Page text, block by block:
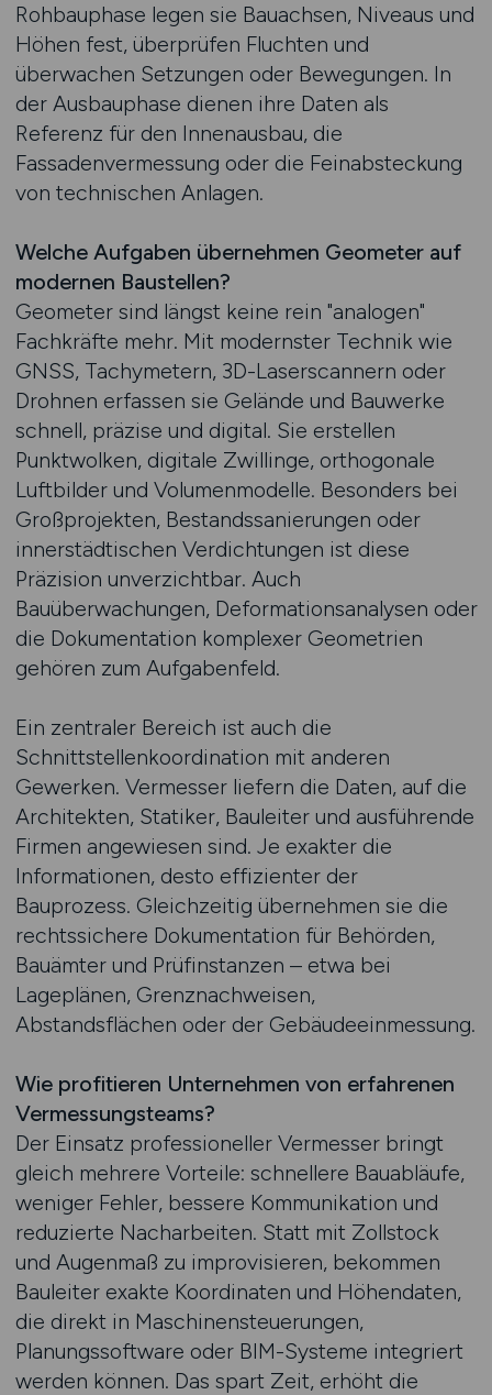
Rohbauphase legen sie Bauachsen, Niveaus und
Höhen fest, überprüfen Fluchten und
überwachen Setzungen oder Bewegungen. In
der Ausbauphase dienen ihre Daten als
Referenz für den Innenausbau, die
Fassadenvermessung oder die Feinabsteckung
von technischen Anlagen.
Welche Aufgaben übernehmen Geometer auf
modernen Baustellen?
Geometer sind längst keine rein "analogen"
Fachkräfte mehr. Mit modernster Technik wie
GNSS, Tachymetern, 3D-Laserscannern oder
Drohnen erfassen sie Gelände und Bauwerke
schnell, präzise und digital. Sie erstellen
Punktwolken, digitale Zwillinge, orthogonale
Luftbilder und Volumenmodelle. Besonders bei
Großprojekten, Bestandssanierungen oder
innerstädtischen Verdichtungen ist diese
Präzision unverzichtbar. Auch
Bauüberwachungen, Deformationsanalysen oder
die Dokumentation komplexer Geometrien
gehören zum Aufgabenfeld.
Ein zentraler Bereich ist auch die
Schnittstellenkoordination mit anderen
Gewerken. Vermesser liefern die Daten, auf die
Architekten, Statiker, Bauleiter und ausführende
Firmen angewiesen sind. Je exakter die
Informationen, desto effizienter der
Bauprozess. Gleichzeitig übernehmen sie die
rechtssichere Dokumentation für Behörden,
Bauämter und Prüfinstanzen – etwa bei
Lageplänen, Grenznachweisen,
Abstandsflächen oder der Gebäudeeinmessung.
Wie profitieren Unternehmen von erfahrenen
Vermessungsteams?
Der Einsatz professioneller Vermesser bringt
gleich mehrere Vorteile: schnellere Bauabläufe,
weniger Fehler, bessere Kommunikation und
reduzierte Nacharbeiten. Statt mit Zollstock
und Augenmaß zu improvisieren, bekommen
Bauleiter exakte Koordinaten und Höhendaten,
die direkt in Maschinensteuerungen,
Planungssoftware oder BIM-Systeme integriert
werden können. Das spart Zeit, erhöht die